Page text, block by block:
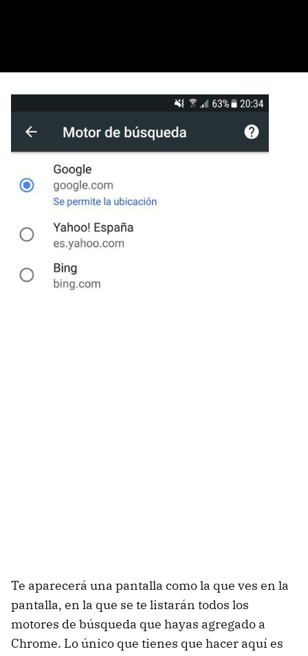
Te aparecerá una pantalla como la que ves en la
pantalla, en la que se te listarán todos los
motores de búsqueda que hayas agregado a
Chrome. Lo único que tienes que hacer aquí es